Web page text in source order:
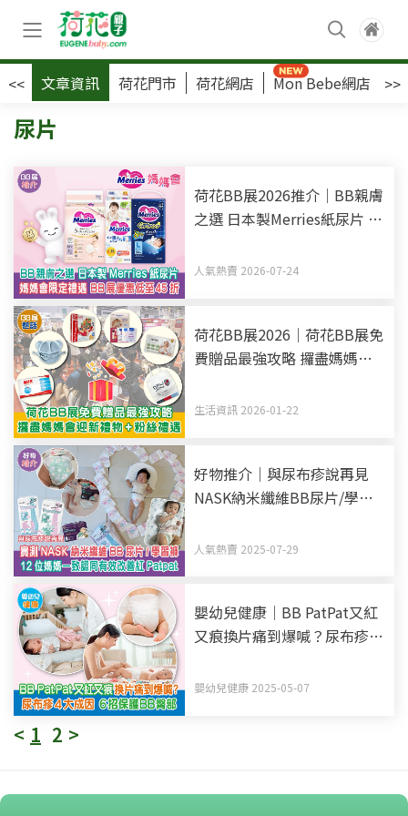
<< 文章資訊 荷花門市 荷花網店 Mon Bebe網店 >>
尿片
荷花BB展2026推介｜BB親膚
之選 日本製Merries紙尿片 媽
45折
人氣熱賣 2026-07-24
荷花BB展2026｜荷花BB展免
費贈品最強攻略 攞盡媽媽會
生活資訊 2026-01-22
好物推介｜與尿布疹說再見
NASK納米纖維BB尿片/學習
薦首選
人氣熱賣 2025-07-29
嬰幼兒健康｜BB PatPat又紅
又痕換片痛到爆喊？尿布疹4
護臀膏推介
嬰幼兒健康 2025-05-07
< 1 2 >